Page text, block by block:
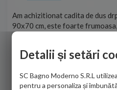
Am achizitionat cadita de dus
90x70 cm, este foarte
de personalul firmei dvs. cu care
adus coletul in siguranta.Numai
Sofrone Viviana -28.07.2026
Detalii și setări
SC Bagno Moderno S.R.L
pentru a personaliza și